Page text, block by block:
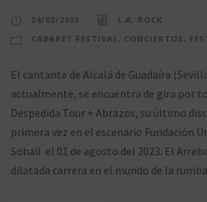
24/02/2023
L.A. ROCK
CABARET FESTIVAL , CONCIERTOS ,
El cantante de Alcalá de Guadaíra
actualmente, se encuentra de gira por
Despedida Tour + Abrazos, su último
primera vez en el escenario Fundación
Sohail el 01 de agosto del 2023. El
dilatada carrera en el mundo de la